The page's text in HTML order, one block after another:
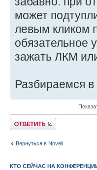
может
левым кликом
обязательное
зажать ЛКМ
Разбираемся в
Ответить
Вернуться в Novell
КТО СЕЙЧАС НА